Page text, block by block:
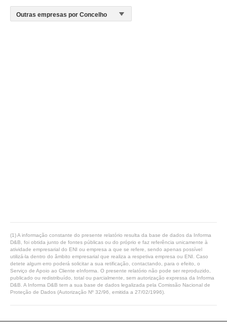
(1) A informação constante do presente relatório resulta da base de dados da Informa
D&B, foi obtida junto de fontes públicas ou do próprio e faz referência unicamente à
atividade empresarial do ENI ou empresa a que se refere, sendo apenas possível
utilizá-la dentro do âmbito empresarial que realiza a respetiva empresa ou ENI. Caso
detete algum erro poderá solicitar a sua retificação, contactando, para o efeito, o
Serviço de Apoio ao Cliente eInforma. O presente relatório não pode ser reproduzido,
publicado ou redistribuído, total ou parcialmente, sem autorização expressa da Informa
D&B. A Informa D&B tem a sua base de dados legalizada pela Comissão Nacional de
Proteção de Dados (Autorização Nº 32/96, emitida a 27/02/1996).